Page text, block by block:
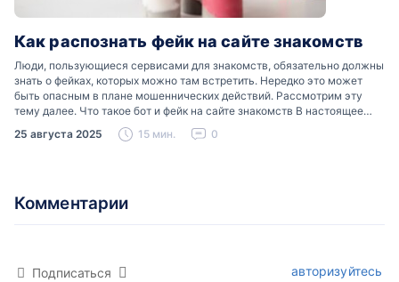
Как распознать фейк на сайте знакомств
Люди, пользующиеся сервисами для знакомств, обязательно должны
знать о фейках, которых можно там встретить. Нередко это может
быть опасным в плане мошеннических действий. Рассмотрим эту
тему далее. Что такое бот и фейк на сайте знакомств В настоящее
время можно встретить свою…
25 августа 2025 15 мин. 0
Комментарии
Подписаться авторизуйтесь